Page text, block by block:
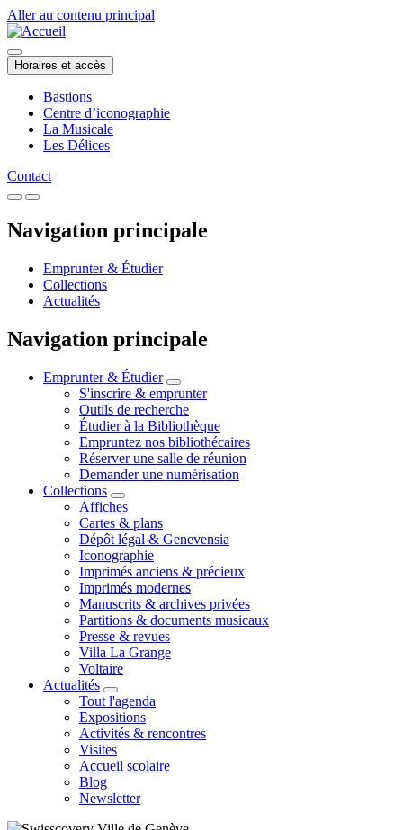
Aller au contenu principal
Horaires et accès
Bastions
Centre d’iconographie
La Musicale
Les Délices
Contact
Navigation principale
Emprunter & Étudier
Collections
Actualités
Navigation principale
Emprunter & Étudier
S'inscrire & emprunter
Outils de recherche
Étudier à la Bibliothèque
Empruntez nos bibliothécaires
Réserver une salle de réunion
Demander une numérisation
Collections
Affiches
Cartes & plans
Dépôt légal & Genevensia
Iconographie
Imprimés anciens & précieux
Imprimés modernes
Manuscrits & archives privées
Partitions & documents musicaux
Presse & revues
Villa La Grange
Voltaire
Actualités
Tout l'agenda
Expositions
Activités & rencontres
Visites
Accueil scolaire
Blog
Newsletter